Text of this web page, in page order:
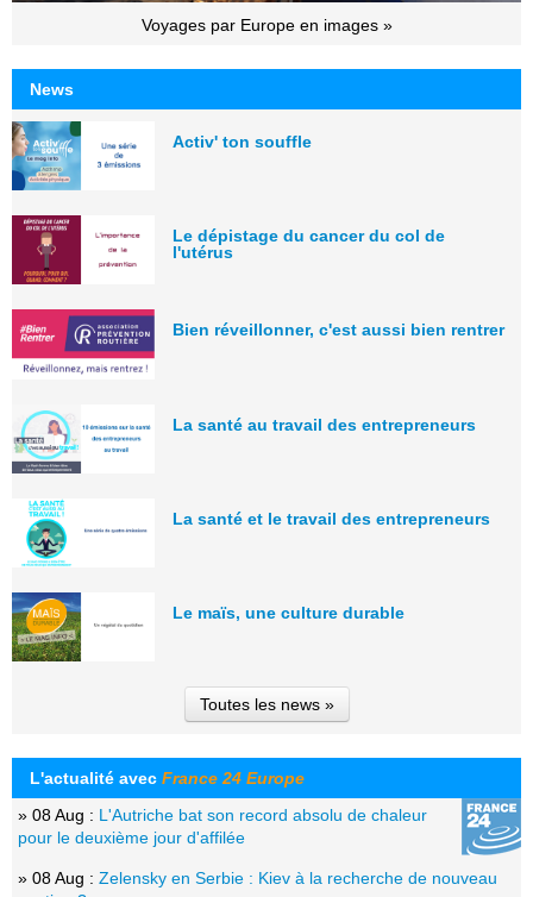
Voyages par Europe en images »
News
Activ' ton souffle
Le dépistage du cancer du col de
l'utérus
Bien réveillonner, c'est aussi bien rentrer
La santé au travail des entrepreneurs
La santé et le travail des entrepreneurs
Le maïs, une culture durable
Toutes les news »
L'actualité avec France 24 Europe
» 08 Aug : L'Autriche bat son record absolu de chaleur
pour le deuxième jour d'affilée
» 08 Aug : Zelensky en Serbie : Kiev à la recherche de nouveau